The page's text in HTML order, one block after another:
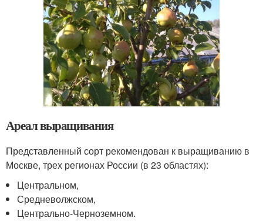
Ареал выращивания
Представленный сорт рекомендован к выращиванию в
Москве, трех регионах России (в 23 областях):
Центральном,
Средневолжском,
Центрально-Черноземном.